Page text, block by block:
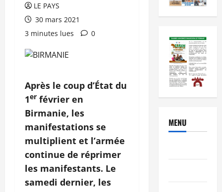
LE PAYS
30 mars 2021
3 minutes lues
0
Après le coup d’État du
1er février en
Birmanie, les
manifestations se
multiplient et l’armée
continue de réprimer
les manifestants. Le
samedi dernier, les
MENU